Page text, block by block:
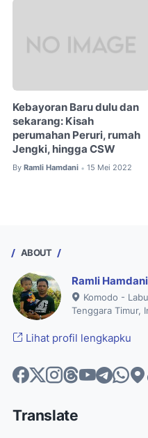
Kebayoran Baru dulu dan
sekarang: Kisah
perumahan Peruri, rumah
Jengki, hingga CSW
By Ramli Hamdani • 15 Mei 2022
ABOUT
Ramli Hamdani
Komodo -
Tenggara Timur,
Lihat profil lengkapku
Translate